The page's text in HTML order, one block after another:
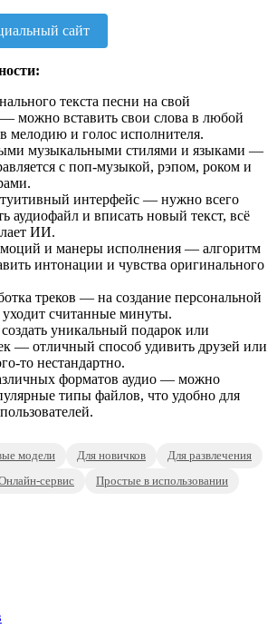
сайт
текста песни на свой
можно вставить свои слова в любой
мелодию и голос исполнителя.
музыкальными стилями и языками —
с поп-музыкой, рэпом, роком и
интерфейс — нужно всего
аудиофайл и вписать новый текст, всё
ИИ.
и манеры исполнения — алгоритм
интонации и чувства оригинального
треков — на создание персональной
считанные минуты.
уникальный подарок или
— отличный способ удивить друзей или
то нестандартно.
форматов аудио — можно
типы файлов, что удобно для
модели Для новичков
Для развлечения
сервис
Простые в использовании